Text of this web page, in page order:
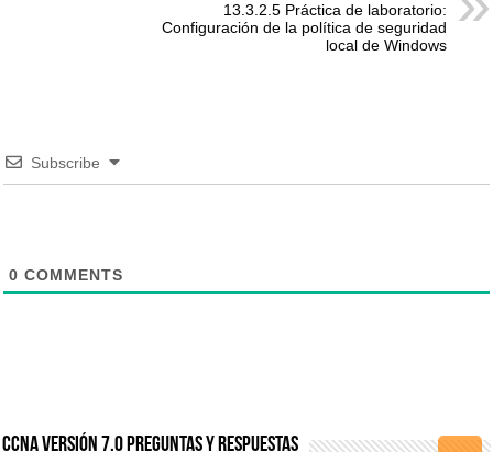
13.3.2.5 Práctica de laboratorio:
Configuración de la política de seguridad
local de Windows
Subscribe
0 COMMENTS
CCNA Versión 7.0 Preguntas y Respuestas